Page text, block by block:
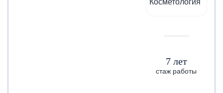
7 лет
стаж работы